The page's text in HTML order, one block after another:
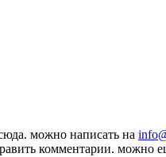
можно написать на
комментарии. можно